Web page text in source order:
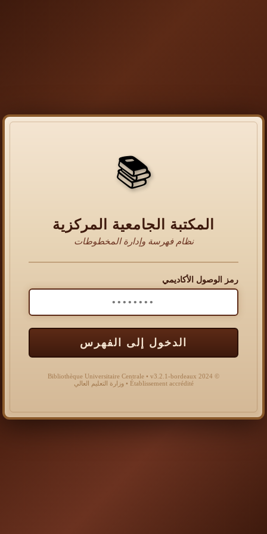
📚
المكتبة الجامعية المركزية
نظام فهرسة وإدارة المخطوطات
رمز الوصول الأكاديمي
الدخول إلى الفهرس
© 2024 Bibliothèque Universitaire Centrale • v3.2.1-bordeaux
Établissement accrédité • وزارة التعليم العالي